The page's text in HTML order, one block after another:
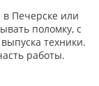
в Печерске или
поломку, с
техники.
работы.